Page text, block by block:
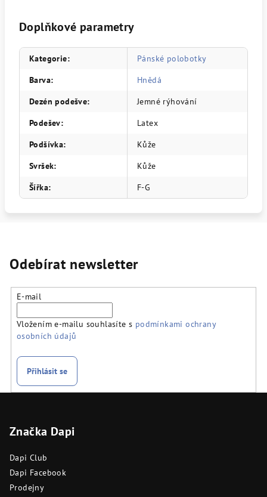
Doplňkové parametry
Kategorie:
Pánské polobotky
Barva:
Hnědá
Dezén podešve:
Jemné rýhování
Podešev:
Latex
Podšívka:
Kůže
Svršek:
Kůže
Šířka: F-G
Odebírat newsletter
E-mail
Vložením e-mailu souhlasíte s podmínkami ochrany
osobních údajů
Přihlásit se
Značka Dapi
Dapi Club
Dapi Facebook
Prodejny